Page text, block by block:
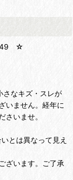
49 ☆
なキズ・スレが
いません。経年に
さいませ。
とは異なって見え
ざいます。ご了承